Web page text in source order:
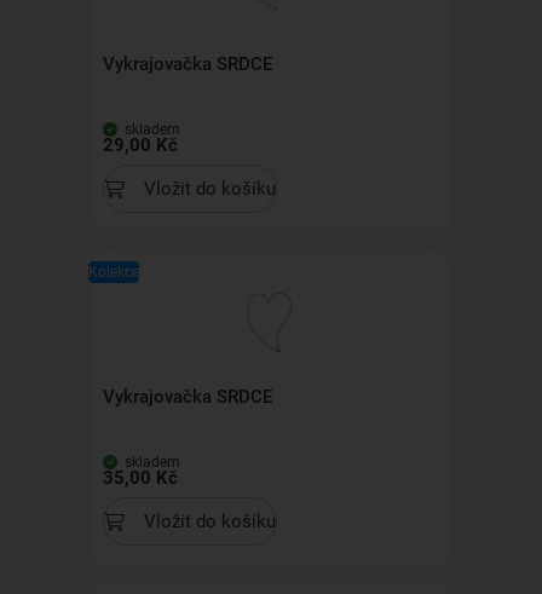
Vykrajovačka SRDCE
skladem
29,00 Kč
Vložit do košíku
Kolekce
Vykrajovačka SRDCE
skladem
35,00 Kč
Vložit do košíku